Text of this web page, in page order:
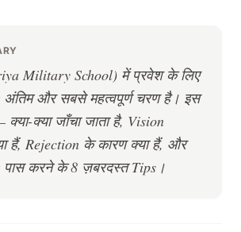
Military School) में प्रवेश के लिए
अंतिम और सबसे महत्वपूर्ण चरण है। इस
क्या जाँचा जाता है, Vision
हैं, Rejection के कारण क्या हैं, और
पास करने के 8 ज़बरदस्त Tips।